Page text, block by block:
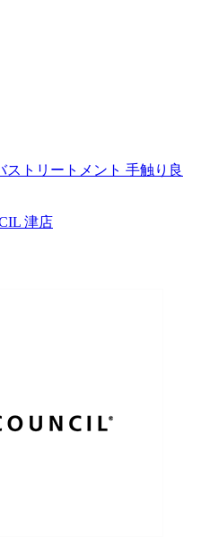
ストリートメント 手触り良
津店